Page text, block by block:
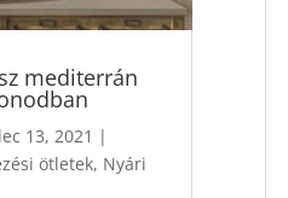
mediterrán
13, 2021 |
ötletek, Nyári